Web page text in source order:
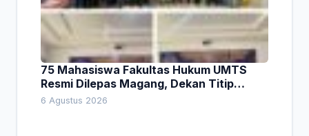
75 Mahasiswa Fakultas Hukum UMTS
Resmi Dilepas Magang, Dekan Titip
Empat Pesan Penting
6 Agustus 2026